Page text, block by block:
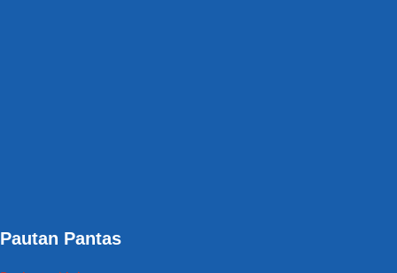
Pautan Pantas